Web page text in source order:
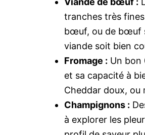
tranches très
bœuf, ou de bœuf
viande soit bien
Fromage : Un bon
et sa capacité à
Cheddar doux, ou
Champignons :
à explorer les